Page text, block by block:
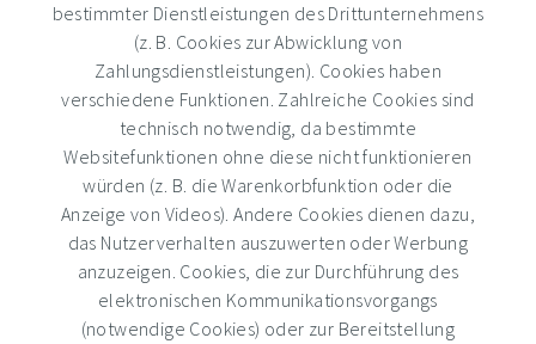
bestimmter Dienstleistungen des Drittunternehmens
(z. B. Cookies zur Abwicklung von
Zahlungsdienstleistungen). Cookies haben
verschiedene Funktionen. Zahlreiche Cookies sind
technisch notwendig, da bestimmte
Websitefunktionen ohne diese nicht funktionieren
würden (z. B. die Warenkorbfunktion oder die
Anzeige von Videos). Andere Cookies dienen dazu,
das Nutzerverhalten auszuwerten oder Werbung
anzuzeigen. Cookies, die zur Durchführung des
elektronischen Kommunikationsvorgangs
(notwendige Cookies) oder zur Bereitstellung